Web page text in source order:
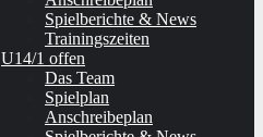
Spielberichte & News
Trainingszeiten
U14/1 offen
Das Team
Spielplan
Anschreibeplan